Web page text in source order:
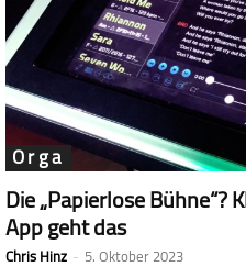
Orga
Die „Papierlose Bühne“?
App geht das
Chris Hinz - 5. Oktober 2023